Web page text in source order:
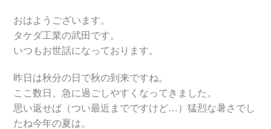
おはようございます。
タケダ工業の武田です。
いつもお世話になっております。
昨日は秋分の日で秋の到来ですね。
ここ数日、急に過ごしやすくなってきました。
思い返せば（つい最近までですけど…）猛烈な暑さでし
たね今年の夏は。